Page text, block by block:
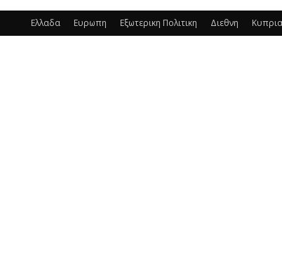
Ελλαδα Ευρωπη Εξωτερικη Πολιτικη Διεθνη